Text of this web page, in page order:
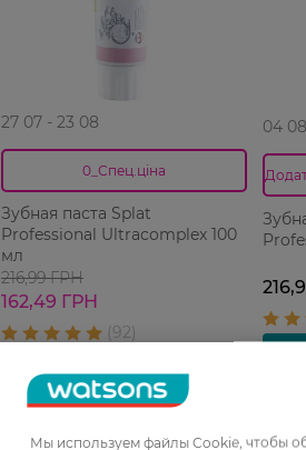
27 07 - 23 08
0_Спец.ціна
Зубная паста Splat
Professional Ultracomplex 100
мл
216,99 ГРН
162,49 ГРН
04
Мы используем файлы Cookie, чтобы